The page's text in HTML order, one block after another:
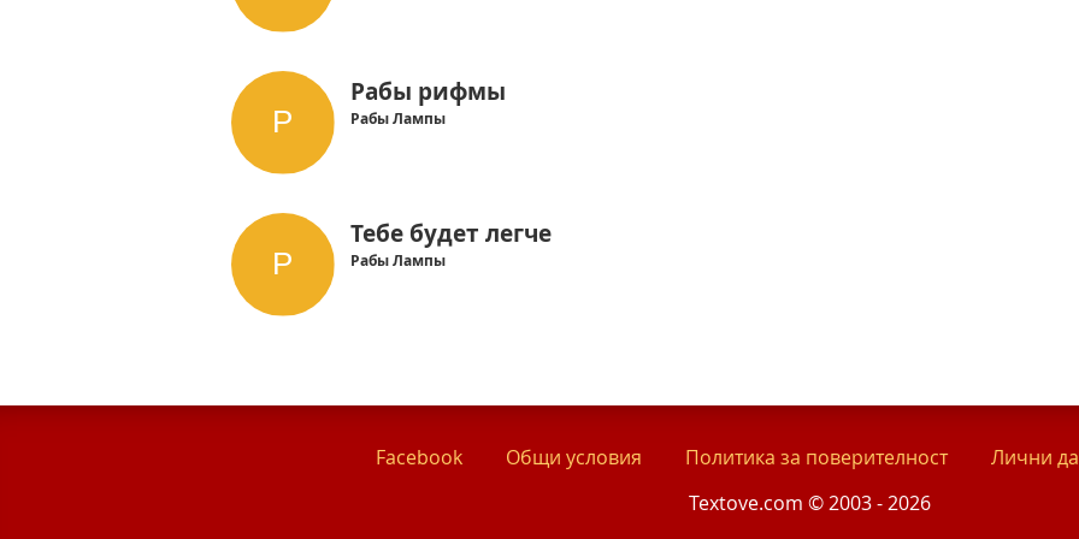
Рабы рифмы
Рабы Лампы
Тебе будет легче
Рабы Лампы
Facebook Общи условия Политика за поверителност Лични
Textove.com © 2003 - 2026